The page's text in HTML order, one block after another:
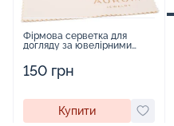
Фірмова серветка для
догляду за ювелірними
150 грн
Купити